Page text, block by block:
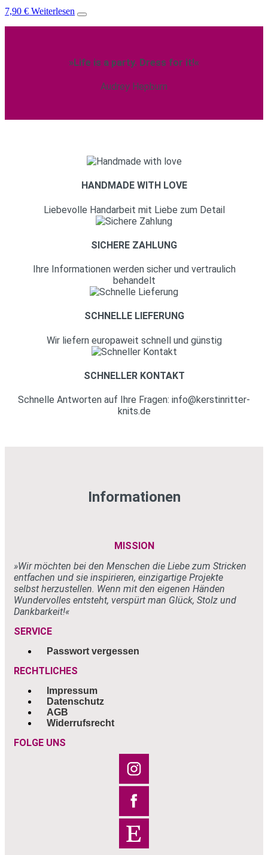
7,90 € Weiterlesen
»Life is a party. Dress for it!«
Audrey Hepburn
HANDMADE WITH LOVE
Liebevolle Handarbeit mit Liebe zum Detail
SICHERE ZAHLUNG
Ihre Informationen werden sicher und vertraulich
behandelt
SCHNELLE LIEFERUNG
Wir liefern europaweit schnell und günstig
SCHNELLER KONTAKT
Schnelle Antworten auf Ihre Fragen: info@kerstinritter-
knits.de
Informationen
MISSION
»Wir möchten bei den Menschen die Liebe zum Stricken
entfachen und sie inspirieren, einzigartige Projekte
selbst herzustellen. Wenn mit den eigenen Händen
Wundervolles entsteht, verspürt man Glück, Stolz und
Dankbarkeit!«
SERVICE
Passwort vergessen
RECHTLICHES
Impressum
Datenschutz
AGB
Widerrufsrecht
FOLGE UNS